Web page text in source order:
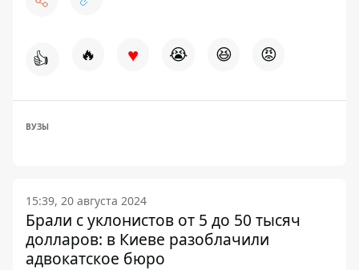
👍 🔥 ♥ 😭 😆 😡
ВУЗЫ
15:39, 20 августа 2024
Брали с уклонистов от 5 до 50 тысяч
долларов: в Киеве разоблачили
адвокатское бюро